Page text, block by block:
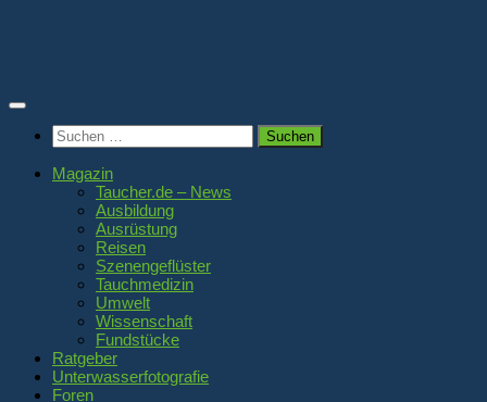
Suchen
nach:
Magazin
Taucher.de – News
Ausbildung
Ausrüstung
Reisen
Szenengeflüster
Tauchmedizin
Umwelt
Wissenschaft
Fundstücke
Ratgeber
Unterwasserfotografie
Foren